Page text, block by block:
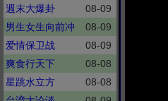
週末大爆卦
08-09
男生女生向前冲
08-09
爱情保卫战
08-09
爽食行天下
08-08
星跳水立方
08-08